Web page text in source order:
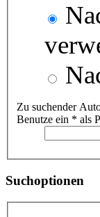
Zu suchender
Benutze ein * als
Suchoptionen